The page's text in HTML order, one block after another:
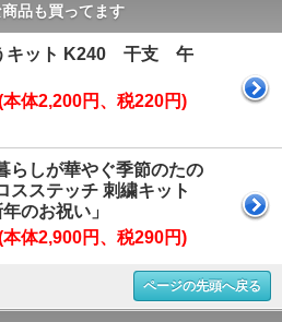
品も買ってます
キット K240 干支 午
体2,200円、税220円)
らしが華やぐ季節のたの
スステッチ 刺繍キット
年のお祝い」
体2,900円、税290円)
ページの先頭へ戻る